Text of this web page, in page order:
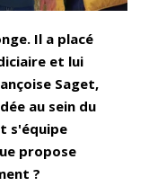
Il a placé
et lui
Saget,
au sein du
s'équipe
propose
?